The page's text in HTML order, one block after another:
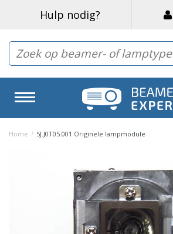
Hulp nodig?
Home / 5J.J0T05.001 Originele lampmodule